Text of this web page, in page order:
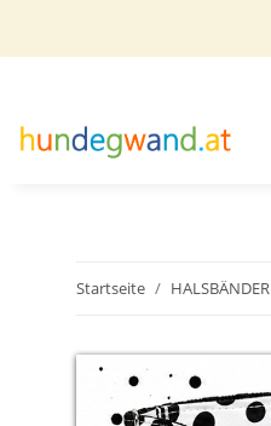
Startseite HALSBÄNDER